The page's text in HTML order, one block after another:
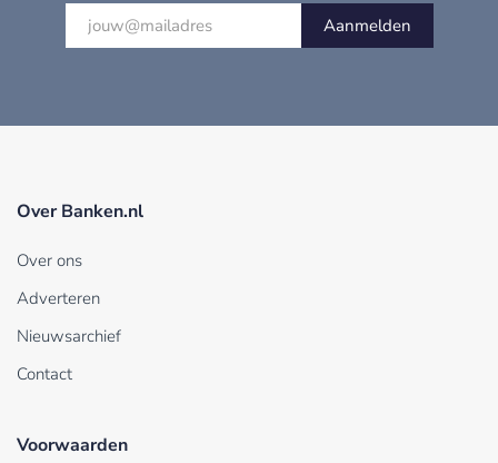
Aanmelden
Over Banken.nl
Over ons
Adverteren
Nieuwsarchief
Contact
Voorwaarden